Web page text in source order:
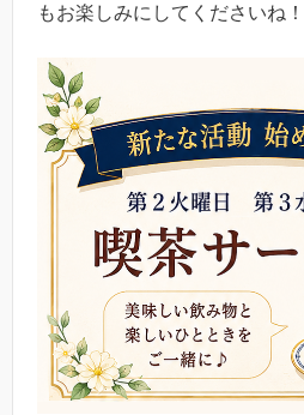
もお楽しみにしてくださいね！